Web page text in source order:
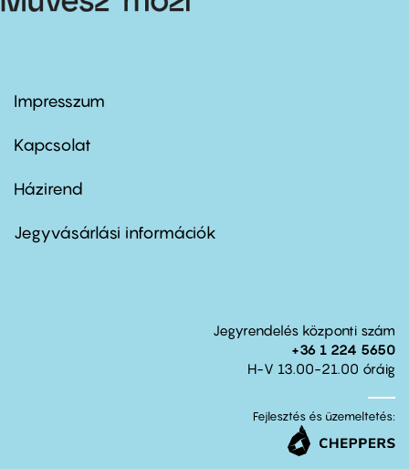
Footer
first
Impresszum
Kapcsolat
Footer
second
Házirend
Jegyvásárlási információk
Jegyrendelés központi szám
+36 1 224 5650
H-V 13.00-21.00 óráig
Fejlesztés és üzemeltetés: